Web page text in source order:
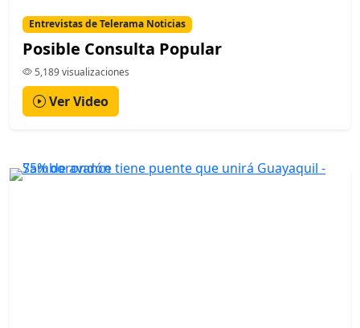
Entrevistas de Telerama Noticias
Posible Consulta Popular
5,189 visualizaciones
Ver Video